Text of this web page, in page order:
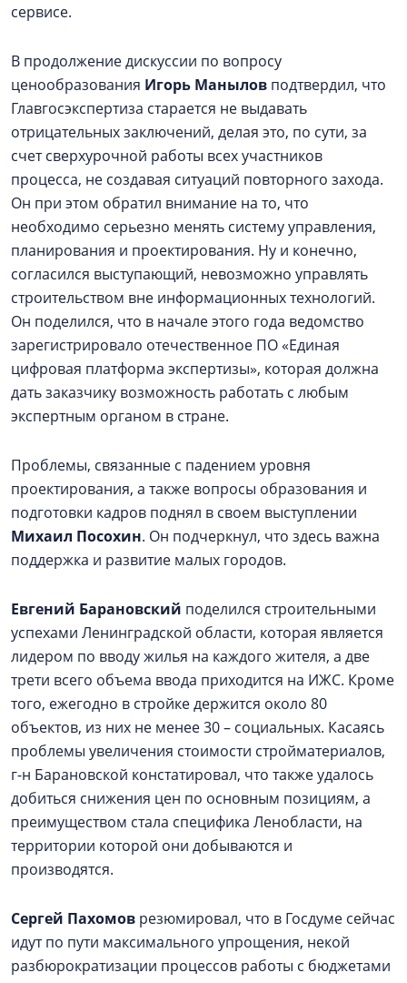
сервисе.
В продолжение дискуссии по вопросу
ценообразования Игорь Манылов подтвердил, что
Главгосэкспертиза старается не выдавать
отрицательных заключений, делая это, по сути, за
счет сверхурочной работы всех участников
процесса, не создавая ситуаций повторного захода.
Он при этом обратил внимание на то, что
необходимо серьезно менять систему управления,
планирования и проектирования. Ну и конечно,
согласился выступающий, невозможно управлять
строительством вне информационных технологий.
Он поделился, что в начале этого года ведомство
зарегистрировало отечественное ПО «Единая
цифровая платформа экспертизы», которая должна
дать заказчику возможность работать с любым
экспертным органом в стране.
Проблемы, связанные с падением уровня
проектирования, а также вопросы образования и
подготовки кадров поднял в своем выступлении
Михаил Посохин. Он подчеркнул, что здесь важна
поддержка и развитие малых городов.
Евгений Барановский поделился строительными
успехами Ленинградской области, которая является
лидером по вводу жилья на каждого жителя, а две
трети всего объема ввода приходится на ИЖС. Кроме
того, ежегодно в стройке держится около 80
объектов, из них не менее 30 – социальных. Касаясь
проблемы увеличения стоимости стройматериалов,
г-н Барановской констатировал, что также удалось
добиться снижения цен по основным позициям, а
преимуществом стала специфика Ленобласти, на
территории которой они добываются и
производятся.
Сергей Пахомов резюмировал, что в Госдуме сейчас
идут по пути максимального упрощения, некой
разбюрократизации процессов работы с бюджетами